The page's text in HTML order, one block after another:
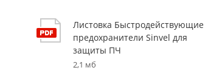
Листовка Быстродействующие
предохранители Sinvel для
защиты ПЧ
2,1 мб